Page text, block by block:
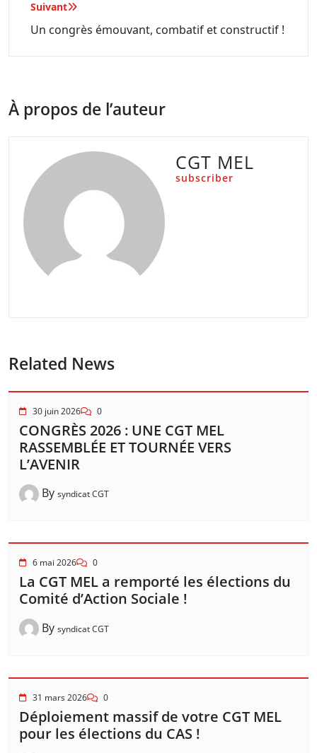
Suivant
Un congrès émouvant, combatif et constructif !
À propos de l’auteur
CGT MEL
subscriber
Related News
30 juin 2026 0
CONGRÈS 2026 : UNE CGT MEL
RASSEMBLÉE ET TOURNÉE VERS
L’AVENIR
By syndicat CGT
6 mai 2026 0
La CGT MEL a remporté les élections du
Comité d’Action Sociale !
By syndicat CGT
31 mars 2026 0
Déploiement massif de votre CGT MEL
pour les élections du CAS !